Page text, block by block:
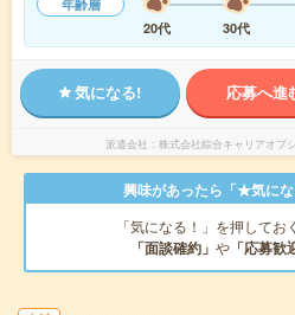
年齢層
20代
30代
気になる! 応募へ進
派遣会社 株式会社綜合キャリアオプ
興味があったら「★気にな
「気になる！」を押してお
「面談確約」 や 「応募歓